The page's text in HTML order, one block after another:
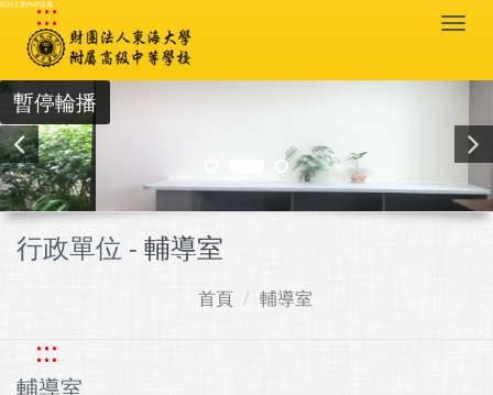
跳到主要內容區塊
:::
暫停輪播
行政單位 - 輔導室
首頁 輔導室
:::
輔導室